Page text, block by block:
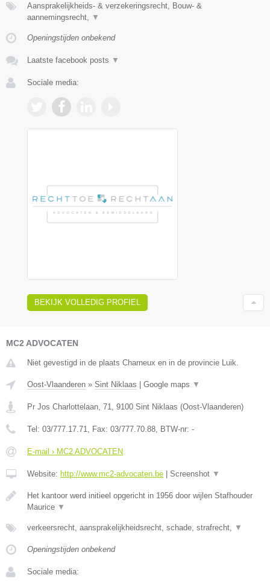
Aansprakelijkheids- & verzekeringsrecht, Bouw- &
aannemingsrecht,
▼
Openingstijden onbekend
Laatste facebook posts ▼
Sociale media:
BEKIJK VOLLEDIG PROFIEL
MC2 ADVOCATEN
Niet gevestigd in de plaats Charneux en in de provincie Luik.
Oost-Vlaanderen » Sint Niklaas | Google maps ▼
Pr Jos Charlottelaan, 71 9100 Sint Niklaas (Oost-Vlaanderen)
Tel: 03/777.17.71 , Fax: 03/777.70.88 , BTW-nr: -
E-mail › MC2 ADVOCATEN
Website: http://www.mc2-advocaten.be | Screenshot ▼
Het kantoor werd initieel opgericht in 1956 door wijlen Stafhouder
Maurice ▼
verkeersrecht, aansprakelijkheidsrecht, schade, strafrecht, ▼
Openingstijden onbekend
Sociale media: